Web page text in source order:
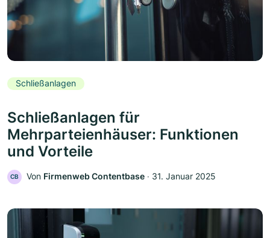
Schließanlagen
Schließanlagen für
Mehrparteienhäuser: Funktionen
und Vorteile
CB Von Firmenweb Contentbase ‧ 31. Januar 2025